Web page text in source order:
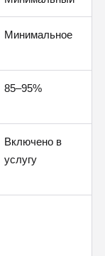
Минимальное
85–95%
Включено в
услугу